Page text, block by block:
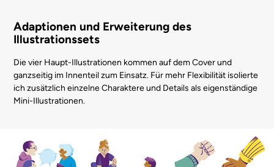
Adaptionen und Erweiterung des
Illustrationssets
Die vier Haupt-Illustrationen kommen auf dem Cover und
ganzseitig im Innenteil zum Einsatz. Für mehr Flexibilität isolierte
ich zusätzlich einzelne Charaktere und Details als eigenständige
Mini-Illustrationen.